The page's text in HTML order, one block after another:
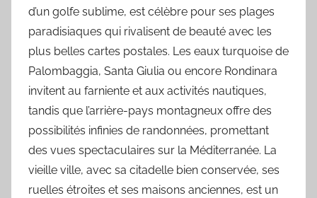
d’un golfe sublime, est célèbre pour ses plages
paradisiaques qui rivalisent de beauté avec les
plus belles cartes postales. Les eaux turquoise de
Palombaggia, Santa Giulia ou encore Rondinara
invitent au farniente et aux activités nautiques,
tandis que l’arrière-pays montagneux offre des
possibilités infinies de randonnées, promettant
des vues spectaculaires sur la Méditerranée. La
vieille ville, avec sa citadelle bien conservée, ses
ruelles étroites et ses maisons anciennes, est un